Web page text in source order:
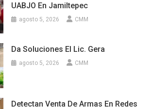
UABJO En Jamiltepec
agosto 5, 2026 CMM
Da Soluciones El Lic. Gera
agosto 5, 2026 CMM
Detectan Venta De Armas En Redes